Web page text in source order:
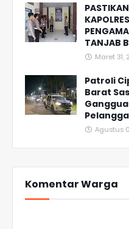
TANJAB
Maret 31,
Patroli
Barat
Agustus
Komentar Warga